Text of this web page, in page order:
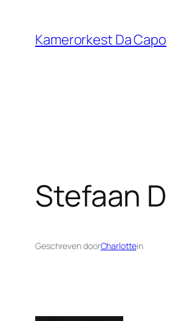
Kamerorkest Da Capo
Stefaan D
Geschreven doorCharlottein